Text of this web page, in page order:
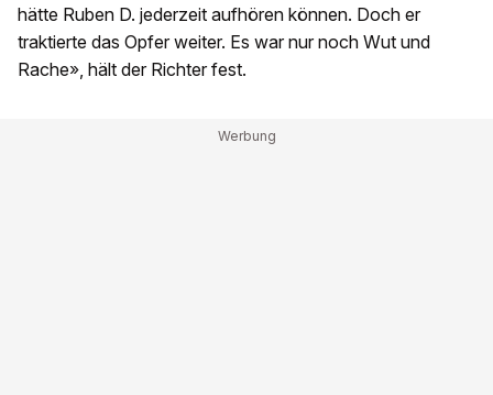
hätte Ruben D. jederzeit aufhören können. Doch er
traktierte das Opfer weiter. Es war nur noch Wut und
Rache», hält der Richter fest.